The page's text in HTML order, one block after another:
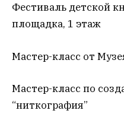
Фестиваль детской
площадка, 1 этаж
Мастер-класс от
Мастер-класс по
“ниткография”